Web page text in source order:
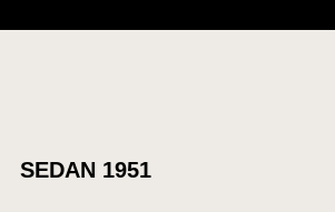
SEDAN 1951